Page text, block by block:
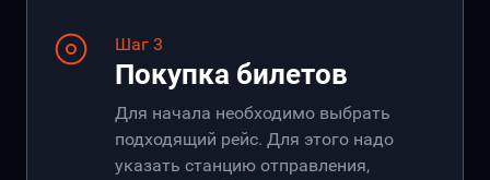
Шаг 3
Покупка билетов
Для начала необходимо выбрать
подходящий рейс. Для этого надо
указать станцию отправления,